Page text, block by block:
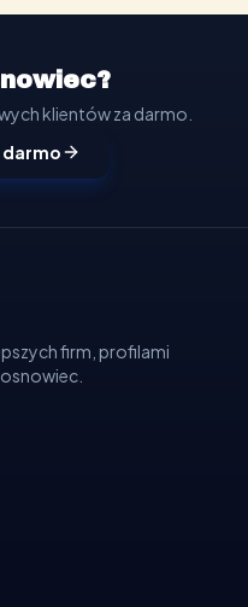
klientów za darmo.
darmo
firm, profilami